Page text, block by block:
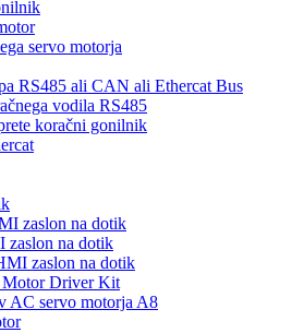
servo motorja
RS485 ali CAN ali Ethercat Bus
vodila RS485
koračni gonilnik
zaslon na dotik
zaslon na dotik
zaslon na dotik
Motor Driver Kit
AC servo motorja A8